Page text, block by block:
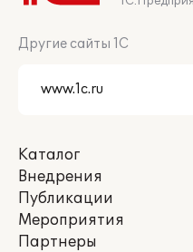
Другие сайты 1С
Каталог
Внедрения
Публикации
Мероприятия
Партнеры